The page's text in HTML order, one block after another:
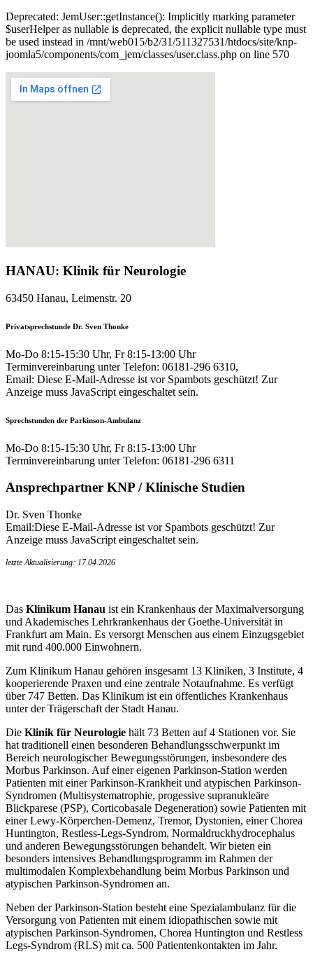
Deprecated: JemUser::getInstance(): Implicitly marking parameter
$userHelper as nullable is deprecated, the explicit nullable type must
be used instead in /mnt/web015/b2/31/511327531/htdocs/site/knp-
joomla5/components/com_jem/classes/user.class.php on line 570
HANAU: Klinik für Neurologie
63450 Hanau, Leimenstr. 20
Privatsprechstunde Dr. Sven Thonke
Mo-Do 8:15-15:30 Uhr, Fr 8:15-13:00 Uhr
Terminvereinbarung unter Telefon: 06181-296 6310,
Email: Diese E-Mail-Adresse ist vor Spambots geschützt! Zur
Anzeige muss JavaScript eingeschaltet sein.
Sprechstunden der Parkinson-Ambulanz
Mo-Do 8:15-15:30 Uhr, Fr 8:15-13:00 Uhr
Terminvereinbarung unter Telefon: 06181-296 6311
Ansprechpartner KNP / Klinische Studien
Dr. Sven Thonke
Email:Diese E-Mail-Adresse ist vor Spambots geschützt! Zur
Anzeige muss JavaScript eingeschaltet sein.
letzte Aktualisierung: 17.04.2026
Das Klinikum Hanau ist ein Krankenhaus der Maximalversorgung
und Akademisches Lehrkrankenhaus der Goethe-Universität in
Frankfurt am Main. Es versorgt Menschen aus einem Einzugsgebiet
mit rund 400.000 Einwohnern.
Zum Klinikum Hanau gehören insgesamt 13 Kliniken, 3 Institute, 4
kooperierende Praxen und eine zentrale Notaufnahme. Es verfügt
über 747 Betten. Das Klinikum ist ein öffentliches Krankenhaus
unter der Trägerschaft der Stadt Hanau.
Die Klinik für Neurologie hält 73 Betten auf 4 Stationen vor. Sie
hat traditionell einen besonderen Behandlungsschwerpunkt im
Bereich neurologischer Bewegungsstörungen, insbesondere des
Morbus Parkinson. Auf einer eigenen Parkinson-Station werden
Patienten mit einer Parkinson-Krankheit und atypischen Parkinson-
Syndromen (Multisystematrophie, progessive supranukleäre
Blickparese (PSP), Corticobasale Degeneration) sowie Patienten mit
einer Lewy-Körperchen-Demenz, Tremor, Dystonien, einer Chorea
Huntington, Restless-Legs-Syndrom, Normaldruckhydrocephalus
und anderen Bewegungsstörungen behandelt. Wir bieten ein
besonders intensives Behandlungsprogramm im Rahmen der
multimodalen Komplexbehandlung beim Morbus Parkinson und
atypischen Parkinson-Syndromen an.
Neben der Parkinson-Station besteht eine Spezialambulanz für die
Versorgung von Patienten mit einem idiopathischen sowie mit
atypischen Parkinson-Syndromen, Chorea Huntington und Restless
Legs-Syndrom (RLS) mit ca. 500 Patientenkontakten im Jahr.